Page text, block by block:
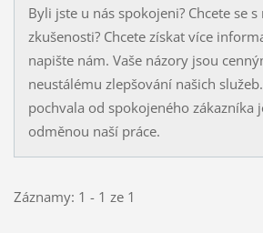
Byli jste u nás spokojeni? Chcete se
zkušenosti? Chcete získat více
napište nám. Vaše názory jsou
neustálému zlepšování našich
pochvala od spokojeného zákazníka
odměnou naší práce.
Záznamy: 1 - 1 ze 1